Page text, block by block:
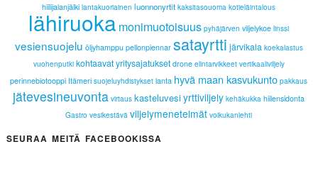
hiilijalanjälki lantakuoriainen luonnonyrtit kaksitasouoma kotieläintalous
lähiruoka monimuotoisuus pyhäjärven viljelykoe linssi
vesiensuojelu öljyhamppu pellonpiennar satayrtti järvikala koekalastus
vuohenputki kohtaavat yritysajatukset drone elintarvikkeet vertikaaliviljely
perinnebiotooppi Itämeri suojeluyhdistykset lanta hyvä maan kasvukunto pakkaus
jätevesineuvonta virtaus kasteluvesiyrttiviljely kehäkukka hiilensidonta
Gastro vesikestävä viljelymenetelmät voikukanlehti
SEURAA MEITÄ FACEBOOKISSA